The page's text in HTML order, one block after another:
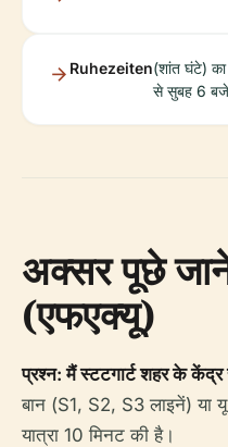
Ruhezeiten(शांत घंटे)
से सुबह 6
अक्सर पूछे
(एफएक्यू)
प्रश्न: मैं स्टटगार्ट शहर के
बान (S1, S2, S3 लाइनें) या
यात्रा 10 मिनट की है।